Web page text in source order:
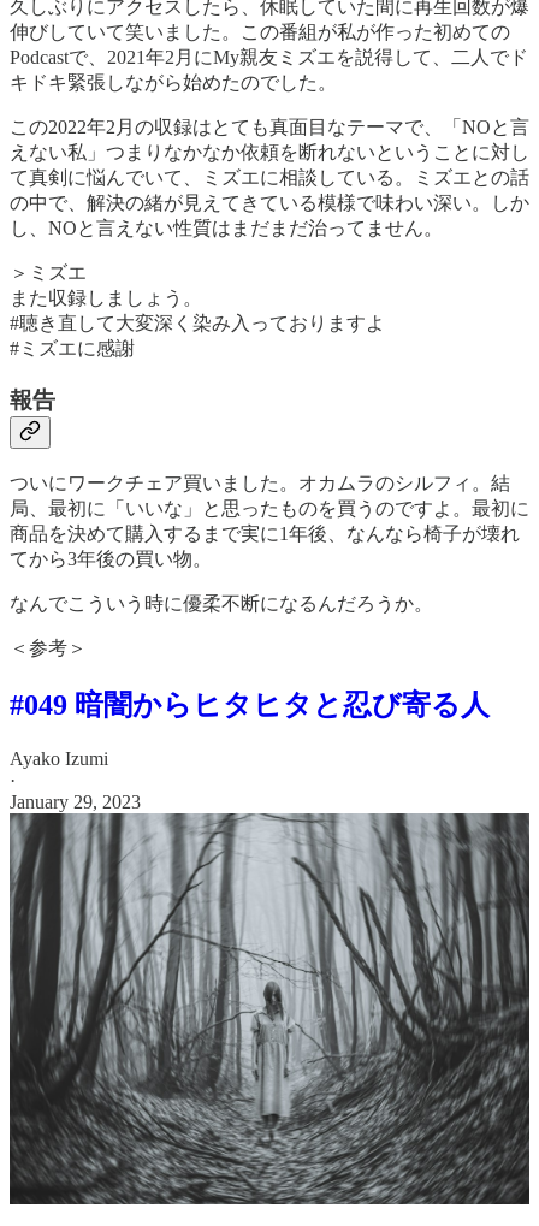
久しぶりにアクセスしたら、休眠していた間に再生回数が爆
伸びしていて笑いました。この番組が私が作った初めての
Podcastで、2021年2月にMy親友ミズエを説得して、二人でド
キドキ緊張しながら始めたのでした。
この2022年2月の収録はとても真面目なテーマで、「NOと言
えない私」つまりなかなか依頼を断れないということに対し
て真剣に悩んでいて、ミズエに相談している。ミズエとの話
の中で、解決の緒が見えてきている模様で味わい深い。しか
し、NOと言えない性質はまだまだ治ってません。
＞ミズエ
また収録しましょう。
#聴き直して大変深く染み入っておりますよ
#ミズエに感謝
報告
ついにワークチェア買いました。オカムラのシルフィ。結
局、最初に「いいな」と思ったものを買うのですよ。最初に
商品を決めて購入するまで実に1年後、なんなら椅子が壊れ
てから3年後の買い物。
なんでこういう時に優柔不断になるんだろうか。
＜参考＞
#049 暗闇からヒタヒタと忍び寄る人
Ayako Izumi
·
January 29, 2023